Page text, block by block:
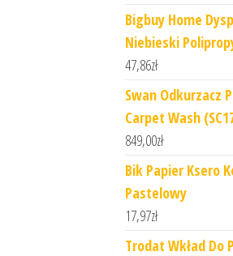
Bigbuy Home
Niebieski
47,86zł
Swan Odkurzacz
Carpet Wash
849,00zł
Bik Papier Ksero
Pastelowy
17,97zł
Trodat Wkład Do